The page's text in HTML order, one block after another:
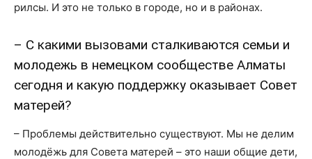
рилсы. И это не только в городе, но и в районах.
– С какими вызовами сталкиваются семьи и
молодежь в немецком сообществе Алматы
сегодня и какую поддержку оказывает Совет
матерей?
– Проблемы действительно существуют. Мы не делим
молодёжь для Совета матерей – это наши общие дети,